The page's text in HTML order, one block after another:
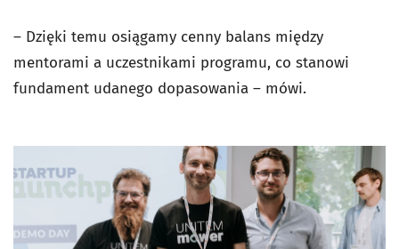
– Dzięki temu osiągamy cenny balans między
mentorami a uczestnikami programu, co stanowi
fundament udanego dopasowania – mówi.